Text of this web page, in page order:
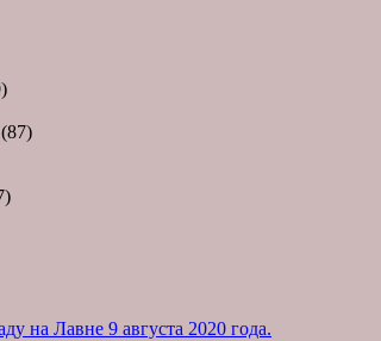
(87)
на Лавне 9 августа 2020 года.